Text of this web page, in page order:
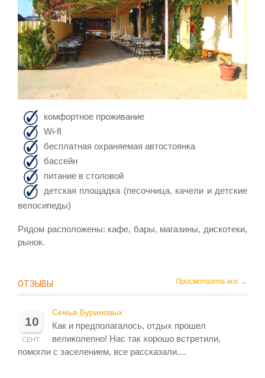
комфортное проживание
Wi-fI
бесплатная охраняемая автостоянка
бассейн
питание в столовой
детская площадка (песочница, качели и детские
велосипеды)
Рядом расположены: кафе, бары, магазины, дискотеки,
рынок.
ОТЗЫВЫ Просмотреть все →
10
СЕНТ.
Семья Буриновых
Как и предполагалось, отдых прошел
великолепно! Нас так хорошо встретили,
помогли с заселением, все рассказали....